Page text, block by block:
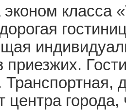
эконом класса
Транспортная,
центра